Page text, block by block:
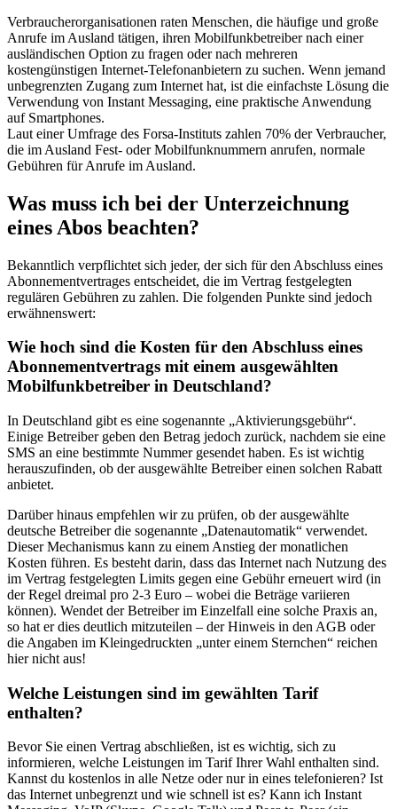
Verbraucherorganisationen raten Menschen, die häufige und große
Anrufe im Ausland tätigen, ihren Mobilfunkbetreiber nach einer
ausländischen Option zu fragen oder nach mehreren
kostengünstigen Internet-Telefonanbietern zu suchen. Wenn jemand
unbegrenzten Zugang zum Internet hat, ist die einfachste Lösung die
Verwendung von Instant Messaging, eine praktische Anwendung
auf Smartphones.
Laut einer Umfrage des Forsa-Instituts zahlen 70% der Verbraucher,
die im Ausland Fest- oder Mobilfunknummern anrufen, normale
Gebühren für Anrufe im Ausland.
Was muss ich bei der Unterzeichnung
eines Abos beachten?
Bekanntlich verpflichtet sich jeder, der sich für den Abschluss eines
Abonnementvertrages entscheidet, die im Vertrag festgelegten
regulären Gebühren zu zahlen. Die folgenden Punkte sind jedoch
erwähnenswert:
Wie hoch sind die Kosten für den Abschluss eines
Abonnementvertrags mit einem ausgewählten
Mobilfunkbetreiber in Deutschland?
In Deutschland gibt es eine sogenannte „Aktivierungsgebühr“.
Einige Betreiber geben den Betrag jedoch zurück, nachdem sie eine
SMS an eine bestimmte Nummer gesendet haben. Es ist wichtig
herauszufinden, ob der ausgewählte Betreiber einen solchen Rabatt
anbietet.
Darüber hinaus empfehlen wir zu prüfen, ob der ausgewählte
deutsche Betreiber die sogenannte „Datenautomatik“ verwendet.
Dieser Mechanismus kann zu einem Anstieg der monatlichen
Kosten führen. Es besteht darin, dass das Internet nach Nutzung des
im Vertrag festgelegten Limits gegen eine Gebühr erneuert wird (in
der Regel dreimal pro 2-3 Euro – wobei die Beträge variieren
können). Wendet der Betreiber im Einzelfall eine solche Praxis an,
so hat er dies deutlich mitzuteilen – der Hinweis in den AGB oder
die Angaben im Kleingedruckten „unter einem Sternchen“ reichen
hier nicht aus!
Welche Leistungen sind im gewählten Tarif
enthalten?
Bevor Sie einen Vertrag abschließen, ist es wichtig, sich zu
informieren, welche Leistungen im Tarif Ihrer Wahl enthalten sind.
Kannst du kostenlos in alle Netze oder nur in eines telefonieren? Ist
das Internet unbegrenzt und wie schnell ist es? Kann ich Instant